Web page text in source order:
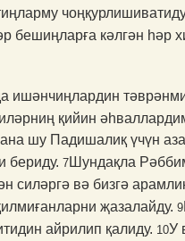
бешиңларға кәлгән
ишәнчиңлардин
қийин
шу Падишалиқ үчүн
бериду. 7 Шундақла
силәргә вә бизгә
җазалайду. 9
айрилип қалиду. 10У